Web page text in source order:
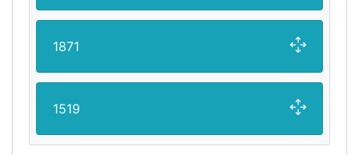
1871
1519